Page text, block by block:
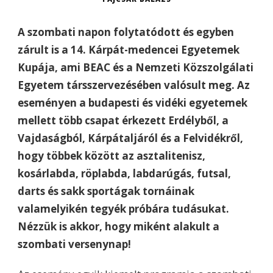
A szombati napon folytatódott és egyben
zárult is a 14. Kárpát-medencei Egyetemek
Kupája, ami BEAC és a Nemzeti Közszolgálati
Egyetem társszervezésében valósult meg. Az
eseményen a budapesti és vidéki egyetemek
mellett több csapat érkezett Erdélyből, a
Vajdaságból, Kárpátaljáról és a Felvidékről,
hogy többek között az asztalitenisz,
kosárlabda, röplabda, labdarúgás, futsal,
darts és sakk sportágak tornáinak
valamelyikén tegyék próbára tudásukat.
Nézzük is akkor, hogy miként alakult a
szombati versenynap!